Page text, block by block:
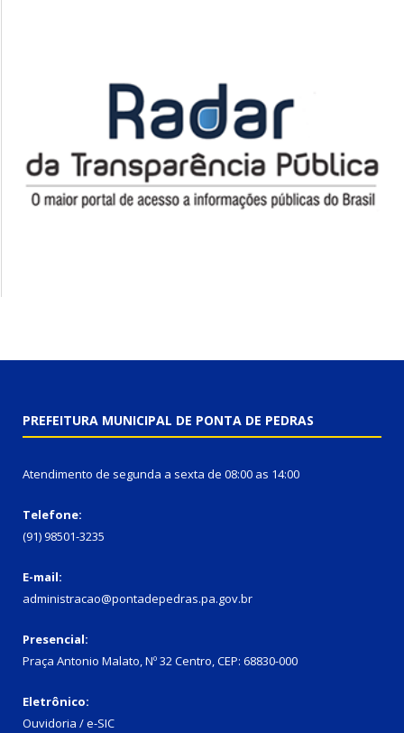
PREFEITURA MUNICIPAL DE PONTA DE PEDRAS
Atendimento de segunda a sexta de 08:00 as 14:00
Telefone:
(91) 98501-3235
E-mail:
administracao@pontadepedras.pa.gov.br
Presencial:
Praça Antonio Malato, Nº 32 Centro, CEP: 68830-000
Eletrônico:
Ouvidoria / e-SIC